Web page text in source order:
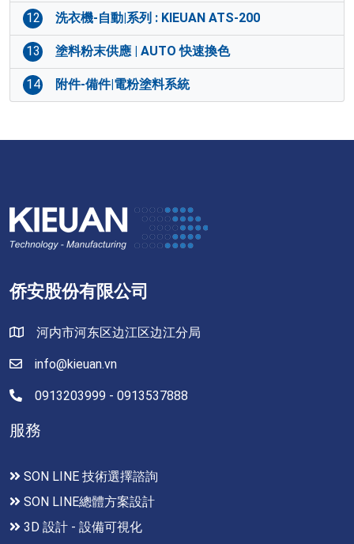
12 洗衣機-自動|系列 : KIEUAN ATS-200
13 塗料粉末供應 | AUTO 快速換色
14 附件-備件|電粉塗料系統
侨安股份有限公司
河内市河东区边江区边江分局
info@kieuan.vn
0913203999 - 0913537888
服務
SON LINE 技術選擇諮詢
SON LINE總體方案設計
3D 設計 - 設備可視化